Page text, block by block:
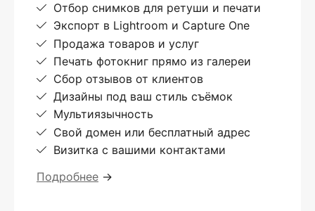
Отбор снимков для ретуши и печати
Экспорт в Lightroom и Capture One
Продажа товаров и услуг
Печать фотокниг прямо из галереи
Сбор отзывов от клиентов
Дизайны под ваш стиль съёмок
Мультиязычность
Свой домен или бесплатный адрес
Визитка с вашими контактами
Подробнее →